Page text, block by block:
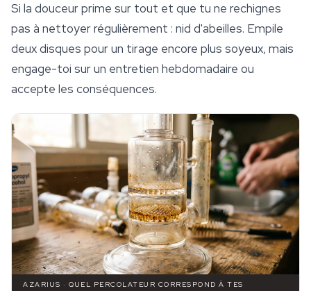
Si la douceur prime sur tout et que tu ne rechignes
pas à nettoyer régulièrement : nid d'abeilles. Empile
deux disques pour un tirage encore plus soyeux, mais
engage-toi sur un entretien hebdomadaire ou
accepte les conséquences.
AZARIUS · QUEL PERCOLATEUR CORRESPOND À TES